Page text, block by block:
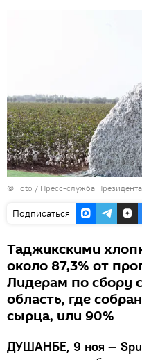
© Foto / Пресс-служба
Подписаться
Таджикскими
около 87,3% от
Лидерам по сбору
область, где
сырца, или 90%
ДУШАНБЕ, 9 ноя —